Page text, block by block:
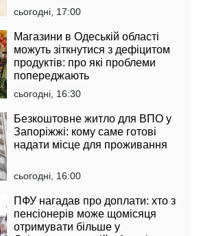
сьогодні, 17:00
Магазини в Одеській області
можуть зіткнутися з дефіцитом
продуктів: про які проблеми
попереджають
сьогодні, 16:30
Безкоштовне житло для ВПО у
Запоріжжі: кому саме готові
надати місце для проживання
сьогодні, 16:00
ПФУ нагадав про доплати: хто з
пенсіонерів може щомісяця
отримувати більше у